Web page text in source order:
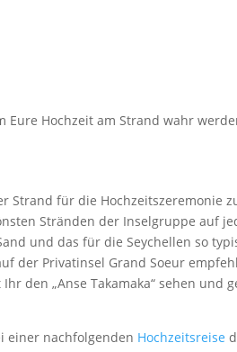
Hochzeit am Strand wahr
Strand für die Hochzeitszeremonie
Stränden der Inselgruppe auf
und das für die Seychellen so
der Privatinsel Grand Soeur
den „Anse Takamaka“ sehen und
einer nachfolgenden Hochzeitsreise